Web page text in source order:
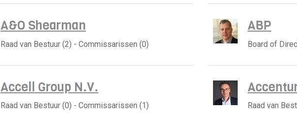
A&O Shearman
Raad van Bestuur (2) - Commissarissen (0)
ABP
Board of
Accell Group N.V.
Raad van Bestuur (0) - Commissarissen (1) Raad van